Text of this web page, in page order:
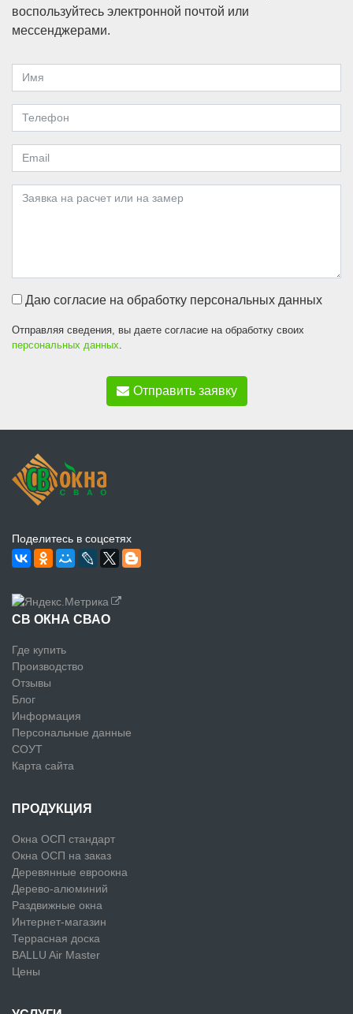
воспользуйтесь электронной почтой или
мессенджерами.
Даю согласие на обработку персональных данных
Отправляя сведения, вы даете согласие на обработку своих
персональных данных
Отправить заявку
Поделитесь в соцсетях
СВ ОКНА СВАО
Где купить
Производство
Отзывы
Блог
Информация
Персональные данные
СОУТ
Карта сайта
ПРОДУКЦИЯ
Окна ОСП стандарт
Окна ОСП на заказ
Деревянные евроокна
Дерево-алюминий
Раздвижные окна
Интернет-магазин
Террасная доска
BALLU Air Master
Цены